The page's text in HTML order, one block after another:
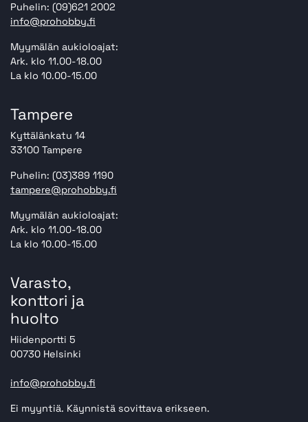
Puhelin: (09)621 2002
info@prohobby.fi
Myymälän aukioloajat:
Ark. klo 11.00-18.00
La klo 10.00-15.00
Tampere
Kyttälänkatu 14
33100 Tampere
Puhelin: (03)389 1190
tampere@prohobby.fi
Myymälän aukioloajat:
Ark. klo 11.00-18.00
La klo 10.00-15.00
Varasto,
konttori ja
huolto
Hiidenportti 5
00730 Helsinki
info@prohobby.fi
Ei myyntiä. Käynnistä sovittava erikseen.